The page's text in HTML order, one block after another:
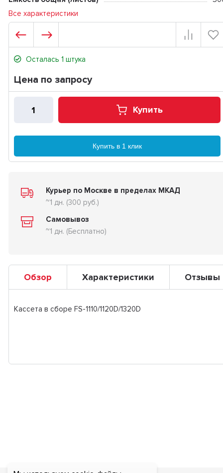
Все характеристики
Осталась 1 штука
Цена по запросу
Купить
Купить в 1 клик
Курьер по Москве в пределах МКАД
~1 дн. (300 руб.)
Самовывоз
~1 дн. (Бесплатно)
Обзор Характеристики Отзывы
Кассета в сборе FS-1110/1120D/1320D